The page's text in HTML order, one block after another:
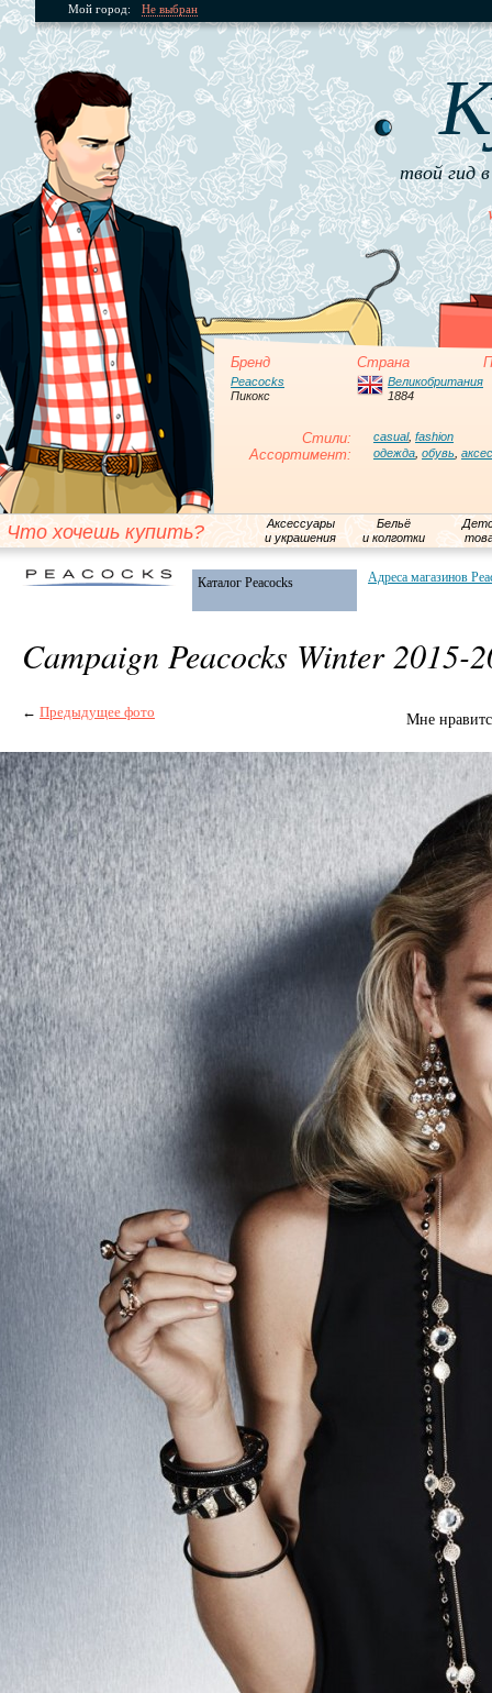
Мой город: Не выбран
твой гид
Бренд Страна
Peacocks
Пикокс
Великобритания
1884
Стили: casual, fashion
Ассортимент: одежда обувь
Что хочешь купить?
Аксессуары
и украшения
Бельё
и колготки
Каталог Peacocks Адреса магазинов
Campaign Peacocks Winter 2015-
← Предыдущее фото Мне